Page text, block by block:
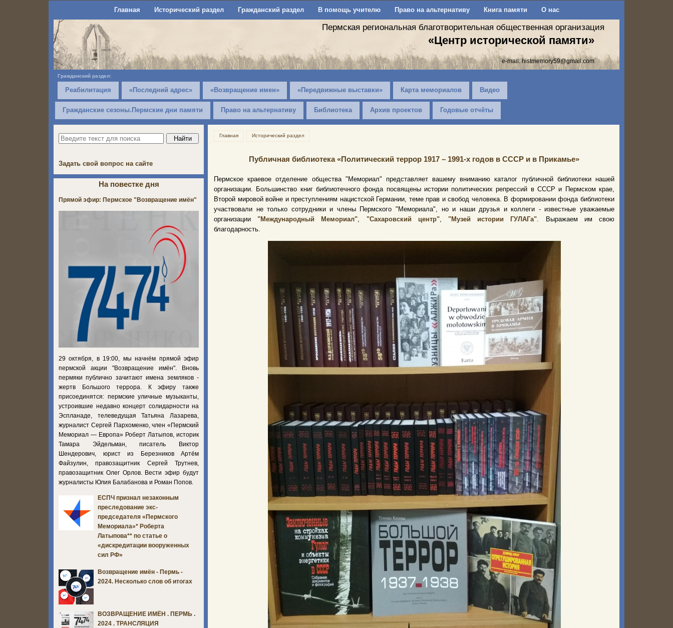
Главная Исторический раздел Гражданский раздел В помощь учителю Право на альтернативу Книга памяти О нас
Пермская региональная благотворительная общественная организация
«Центр исторической памяти»
e-mail:histmemory59@gmail.com
Гражданский раздел:
Реабилитация «Последний адрес» «Возвращение имен» «Передвижные выставки» Карта мемориалов Видео
Гражданские сезоны.Пермские дни памяти Право на альтернативу Библиотека Архив проектов Годовые отчёты
Главная Исторический раздел
Публичная библиотека «Политический террор 1917 – 1991-х годов в СССР и в Прикамье»
Пермское краевое отделение общества "Мемориал" представляет вашему вниманию каталог публичной библиотеки нашей
организации. Большинство книг библиотечного фонда посвящены истории политических репрессий в СССР и Пермском крае,
Второй мировой войне и преступлениям нацистской Германии, теме прав и свобод человека. В формировании фонда библиотеки
участвовали не только сотрудники и члены Пермского "Мемориала", но и наши друзья и коллеги - известные уважаемые
организации"Международный Мемориал", "Сахаровский центр","Музей истории ГУЛАГа". Выражаем им свою
благодарность.
Задать свой вопрос на сайте
На повестке дня
Прямой эфир: Пермское "Возвращение имён"
29 октября, в 19:00, мы начнём прямой эфир
пермской акции "Возвращение имён". Вновь
пермяки публично зачитают имена земляков -
жертв Большого террора. К эфиру также
присоединятся: пермские уличные музыканты,
устроившие недавно концерт солидарности на
Эспланаде, телеведущая Татьяна Лазарева,
журналист Сергей Пархоменко, член «Пермский
Мемориал — Европа» Роберт Латыпов, историк
Тамара Эйдельман, писатель Виктор
Шендерович, юрист из Березников Артём
Файзулин, правозащитник Сергей Трутнев,
правозащитник Олег Орлов. Вести эфир будут
журналисты Юлия Балабанова и Роман Попов.
ЕСПЧ признал незаконным
преследование экс-
председателя «Пермского
Мемориала»* Роберта
Латыпова** по статье о
«дискредитации вооруженных
сил РФ»
Возвращение имён - Пермь -
2024. Несколько слов об итогах
ВОЗВРАЩЕНИЕ ИМЁН . ПЕРМЬ .
2024 . ТРАНСЛЯЦИЯ